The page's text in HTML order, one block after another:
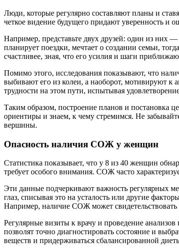
Люди, которые регулярно составляют планы и
четкое видение будущего придают уверенность и
Например, представьте двух друзей: один из
планирует поездки, мечтает о создании семьи,
счастливее, зная, что его усилия и шаги
Помимо этого, исследования показывают, что
выбивают его из колеи, а наоборот, мотивируют к
трудности на этом пути, испытывая
Таким образом, построение планов и постановка
ориентиры и знаем, к чему стремимся. Не
вершины.
Опасность наличия СОЖ у женщин
Статистика показывает, что у 8 из 40 женщин
требует особого внимания. СОЖ часто
Эти данные подчеркивают важность регулярных
глаз, списывая это на усталость или другие
Например, наличие СОЖ может
Регулярные визиты к врачу и проведение
позволят точно диагностировать состояние и
веществ и придерживаться сбалансированной